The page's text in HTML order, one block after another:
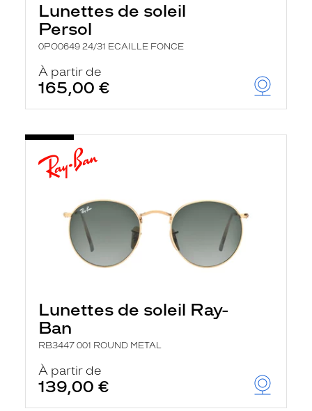
Lunettes de soleil
Persol
0PO0649 24/31 ECAILLE FONCE
À partir de
165,00 €
Lunettes de soleil Ray-
Ban
RB3447 001 ROUND METAL
À partir de
139,00 €